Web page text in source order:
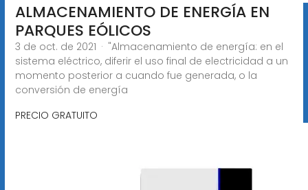
ALMACENAMIENTO DE ENERGÍA EN
PARQUES EÓLICOS
3 de oct. de 2021 · "Almacenamiento de energía: en el
sistema eléctrico, diferir el uso final de electricidad a un
momento posterior a cuando fue generada, o la
conversión de energía
PRECIO GRATUITO